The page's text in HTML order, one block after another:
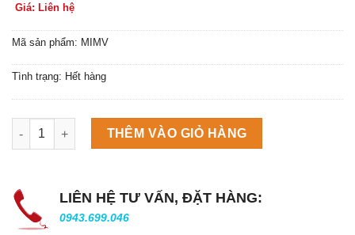
Giá: Liên hệ
Mã sản phẩm: MIMV
Tình trạng: Hết hàng
Máy làm đá viên Scotsman NW458AS số lượng
THÊM VÀO GIỎ HÀNG
LIÊN HỆ TƯ VẤN, ĐẶT HÀNG:
0943.699.046